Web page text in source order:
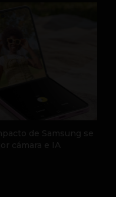
de Samsung se
cámara e IA